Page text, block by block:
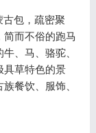
包，疏密聚
而不俗的跑马
、马、骆驼、
具草特色的景
餐饮、服饰、